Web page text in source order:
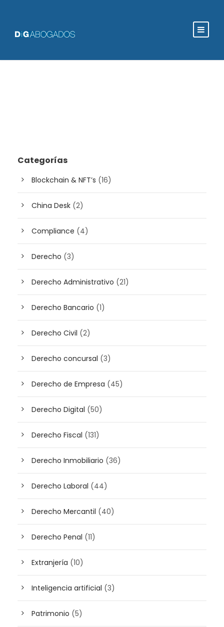
Categorías
Blockchain & NFT’s (16)
China Desk (2)
Compliance (4)
Derecho (3)
Derecho Administrativo (21)
Derecho Bancario (1)
Derecho Civil (2)
Derecho concursal (3)
Derecho de Empresa (45)
Derecho Digital (50)
Derecho Fiscal (131)
Derecho Inmobiliario (36)
Derecho Laboral (44)
Derecho Mercantil (40)
Derecho Penal (11)
Extranjería (10)
Inteligencia artificial (3)
Patrimonio (5)